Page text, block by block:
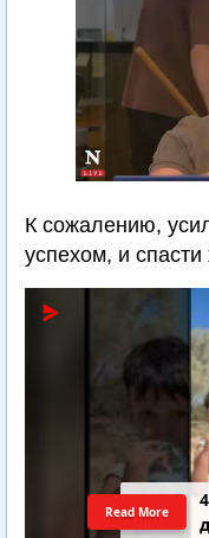
К сожалению,
успехом, и
Read More